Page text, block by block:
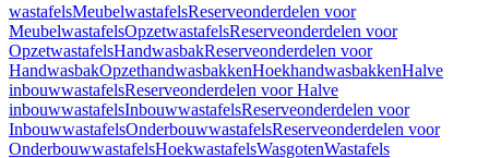
wastafelsMeubelwastafelsReserveonderdelen voor
MeubelwastafelsOpzetwastafelsReserveonderdelen voor
OpzetwastafelsHandwasbakReserveonderdelen voor
HandwasbakOpzethandwasbakkenHoekhandwasbakkenHalve
inbouwwastafelsReserveonderdelen voor Halve
inbouwwastafelsInbouwwastafelsReserveonderdelen voor
InbouwwastafelsOnderbouwwastafelsReserveonderdelen voor
OnderbouwwastafelsHoekwastafelsWasgotenWastafels